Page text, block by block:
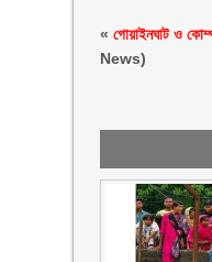
«গোয়াইনঘাট ও
News)